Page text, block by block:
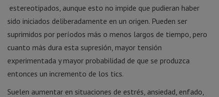
estereotipados, aunque esto no impide que pudieran haber
sido iniciados deliberadamente en un origen. Pueden ser
suprimidos por períodos más o menos largos de tiempo, pero
cuanto más dura esta supresión, mayor tensión
experimentada y mayor probabilidad de que se produzca
entonces un incremento de los tics.
Suelen aumentar en situaciones de estrés, ansiedad, enfado,